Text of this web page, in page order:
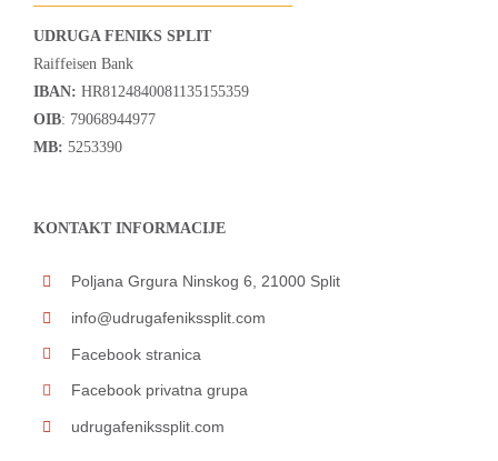
UDRUGA FENIKS SPLIT
Raiffeisen Bank
IBAN: HR8124840081135155359
OIB: 79068944977
MB: 5253390
KONTAKT INFORMACIJE
Poljana Grgura Ninskog 6, 21000 Split
info@udrugafenikssplit.com
Facebook stranica
Facebook privatna grupa
udrugafenikssplit.com